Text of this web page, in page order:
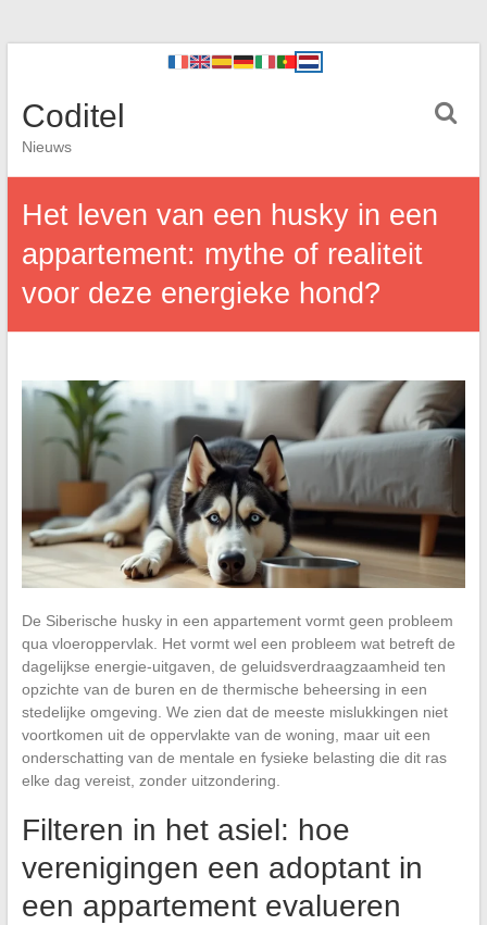
Coditel
Nieuws
Het leven van een husky in een
appartement: mythe of realiteit
voor deze energieke hond?
De Siberische husky in een appartement vormt geen probleem
qua vloeroppervlak. Het vormt wel een probleem wat betreft de
dagelijkse energie-uitgaven, de geluidsverdraagzaamheid ten
opzichte van de buren en de thermische beheersing in een
stedelijke omgeving. We zien dat de meeste mislukkingen niet
voortkomen uit de oppervlakte van de woning, maar uit een
onderschatting van de mentale en fysieke belasting die dit ras
elke dag vereist, zonder uitzondering.
Filteren in het asiel: hoe
verenigingen een adoptant in
een appartement evalueren